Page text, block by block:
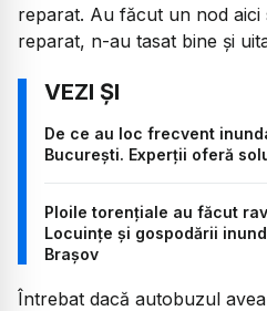
reparat. Au făcut un nod
reparat, n-au tasat bine și
De ce au loc frecvent
București. Experții oferă
Ploile torențiale au făcut
Locuințe și gospodării
Brașov
Întrebat dacă autobuzul